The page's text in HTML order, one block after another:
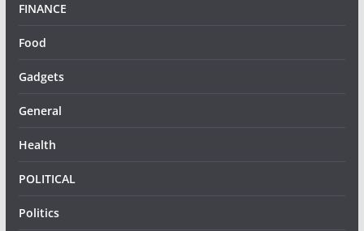
FINANCE
Food
Gadgets
General
Health
POLITICAL
Politics